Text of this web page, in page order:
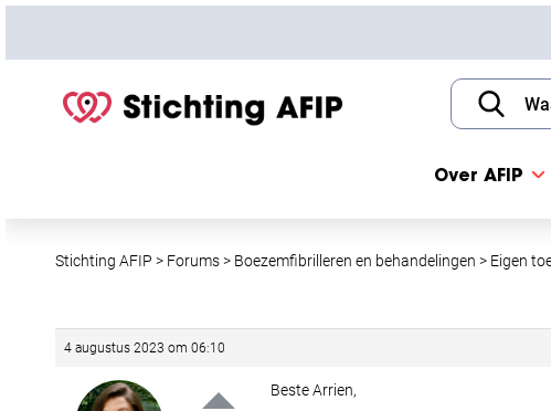
S
Over AFIP
Stichting AFIP > Forums> Boezemfibrilleren en behandelingen > Eigen
4 augustus 2023 om 06:10
Beste Arrien,